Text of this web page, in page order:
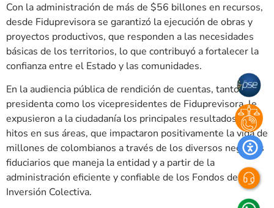
Con la administración de más de $56 billones en recursos,
desde Fiduprevisora se garantizó la ejecución de obras y
proyectos productivos, que responden a las necesidades
básicas de los territorios, lo que contribuyó a fortalecer la
confianza entre el Estado y las comunidades.
En la audiencia pública de rendición de cuentas, tanto la
presidenta como los vicepresidentes de Fiduprevisora, le
expusieron a la ciudadanía los principales resultados e
hitos en sus áreas, que impactaron positivamente la vida de
millones de colombianos a través de los diversos negocios
fiduciarios que maneja la entidad y a partir de la
administración eficiente y confiable de los Fondos de
Inversión Colectiva.